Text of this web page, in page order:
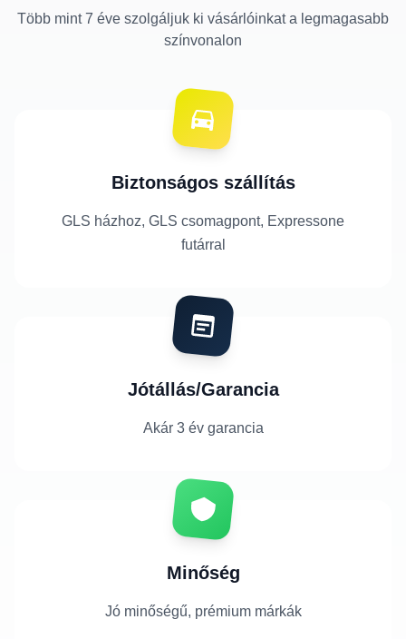
Több mint 7 éve szolgáljuk ki vásárlóinkat a legmagasabb
színvonalon
Biztonságos szállítás
GLS házhoz, GLS csomagpont, Expressone
futárral
Jótállás/Garancia
Akár 3 év garancia
Minőség
Jó minőségű, prémium márkák